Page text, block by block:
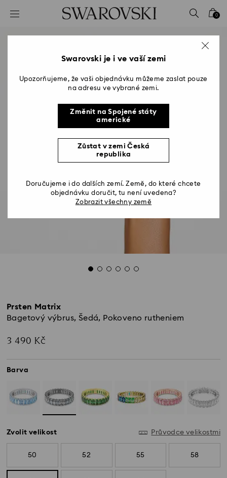
Seznam přístupových kódů 0
Prsten Matrix
Bagetový výbrus, Šedá, Pokoveno rutheniem
3 490 Kč
Barva
Zvolit velikost Průvodce velikostmi
50 52 55 58
Swarovski je i ve vaší zemi
Upozorňujeme, že vaši objednávku můžeme zaslat pouze
na adresu ve vybrané zemi.
Změnit na Spojené státy
americké
Zůstat v zemi Česká
republika
Doručujeme i do dalších zemí. Země, do které chcete
objednávku doručit, tu není uvedena?
Zobrazit všechny země